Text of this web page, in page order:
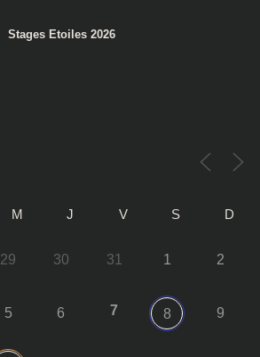
Stages Etoiles 2026
M J V S D
29 30 31 1 2
5 6 7 8 9